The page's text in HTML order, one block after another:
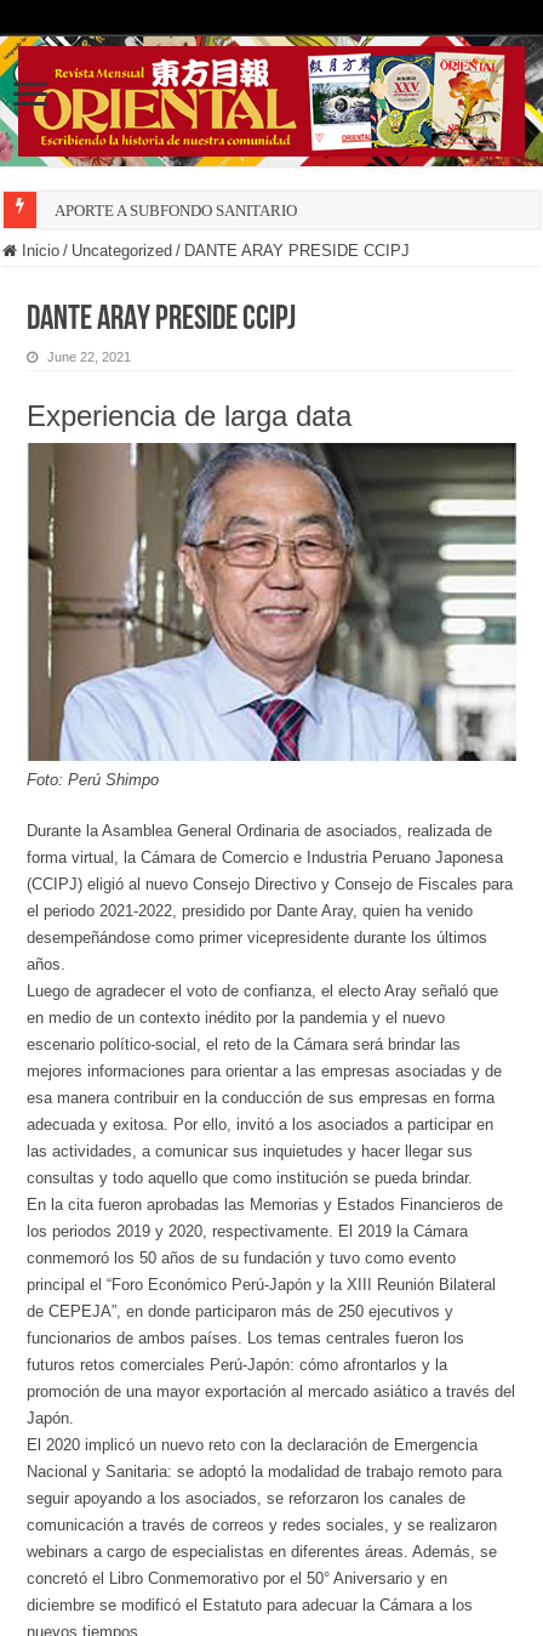
APORTE A SUBFONDO SANITARIO
Inicio / Uncategorized / DANTE ARAY PRESIDE CCIPJ
DANTE ARAY PRESIDE CCIPJ
June 22, 2021
Experiencia de larga data
Foto: Perú Shimpo
Durante la Asamblea General Ordinaria de asociados, realizada de
forma virtual, la Cámara de Comercio e Industria Peruano Japonesa
(CCIPJ) eligió al nuevo Consejo Directivo y Consejo de Fiscales para
el periodo 2021-2022, presidido por Dante Aray, quien ha venido
desempeñándose como primer vicepresidente durante los últimos
años.
Luego de agradecer el voto de confianza, el electo Aray señaló que
en medio de un contexto inédito por la pandemia y el nuevo
escenario político-social, el reto de la Cámara será brindar las
mejores informaciones para orientar a las empresas asociadas y de
esa manera contribuir en la conducción de sus empresas en forma
adecuada y exitosa. Por ello, invitó a los asociados a participar en
las actividades, a comunicar sus inquietudes y hacer llegar sus
consultas y todo aquello que como institución se pueda brindar.
En la cita fueron aprobadas las Memorias y Estados Financieros de
los periodos 2019 y 2020, respectivamente. El 2019 la Cámara
conmemoró los 50 años de su fundación y tuvo como evento
principal el “Foro Económico Perú-Japón y la XIII Reunión Bilateral
de CEPEJA”, en donde participaron más de 250 ejecutivos y
funcionarios de ambos países. Los temas centrales fueron los
futuros retos comerciales Perú-Japón: cómo afrontarlos y la
promoción de una mayor exportación al mercado asiático a través del
Japón.
El 2020 implicó un nuevo reto con la declaración de Emergencia
Nacional y Sanitaria: se adoptó la modalidad de trabajo remoto para
seguir apoyando a los asociados, se reforzaron los canales de
comunicación a través de correos y redes sociales, y se realizaron
webinars a cargo de especialistas en diferentes áreas. Además, se
concretó el Libro Conmemorativo por el 50° Aniversario y en
diciembre se modificó el Estatuto para adecuar la Cámara a los
nuevos tiempos.